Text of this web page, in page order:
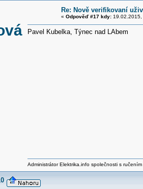
Re: Nově verifikovaní
« Odpověď #17 kdy:19.02.2015,
Pavel Kubelka, Týnec nad LAbem
Administrátor Elektrika.info společnosti s